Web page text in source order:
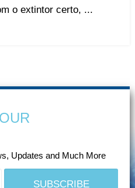
o extintor certo, ...
Updates and Much More